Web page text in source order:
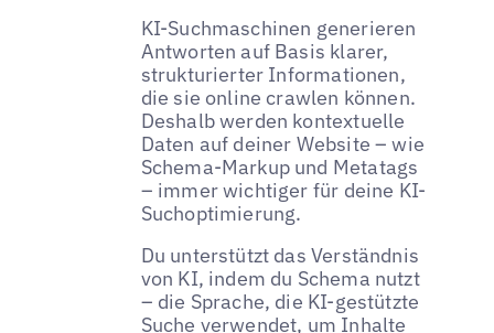
KI-Suchmaschinen generieren
Antworten auf Basis klarer,
strukturierter Informationen,
die sie online crawlen können.
Deshalb werden kontextuelle
Daten auf deiner Website – wie
Schema-Markup und Metatags
– immer wichtiger für deine KI-
Suchoptimierung.
Du unterstützt das Verständnis
von KI, indem du Schema nutzt
– die Sprache, die KI-gestützte
Suche verwendet, um Inhalte